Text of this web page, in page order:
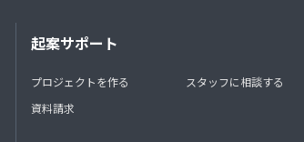
起案サポート
プロジェクトを作る
資料請求
スタッフに相談する